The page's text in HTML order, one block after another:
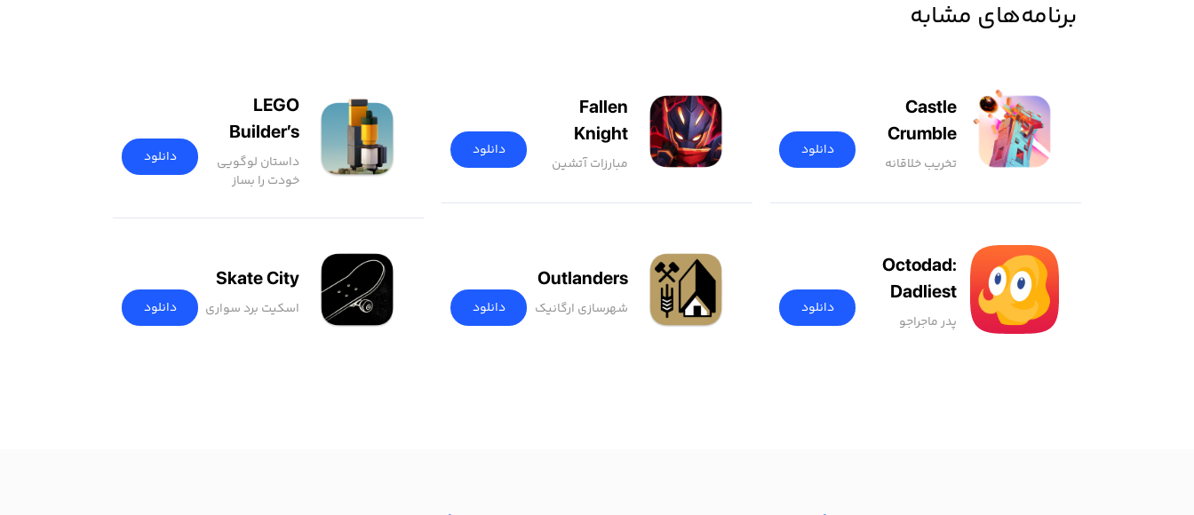
برنامه‌های مشابه
Castle
Crumble
تخریب خلاقانه
دانلود
Fallen
Knight
مبارزات آتشین
دانلود
LEGO
Builder’s
Journey
داستان لوگویی
خودت را بساز
دانلود
Octodad:
Dadliest
Catch+
پدر ماجراجو
دانلود
Outlanders
شهرسازی ارگانیک دانلود
Skate City
اسکیت برد سواری دانلود